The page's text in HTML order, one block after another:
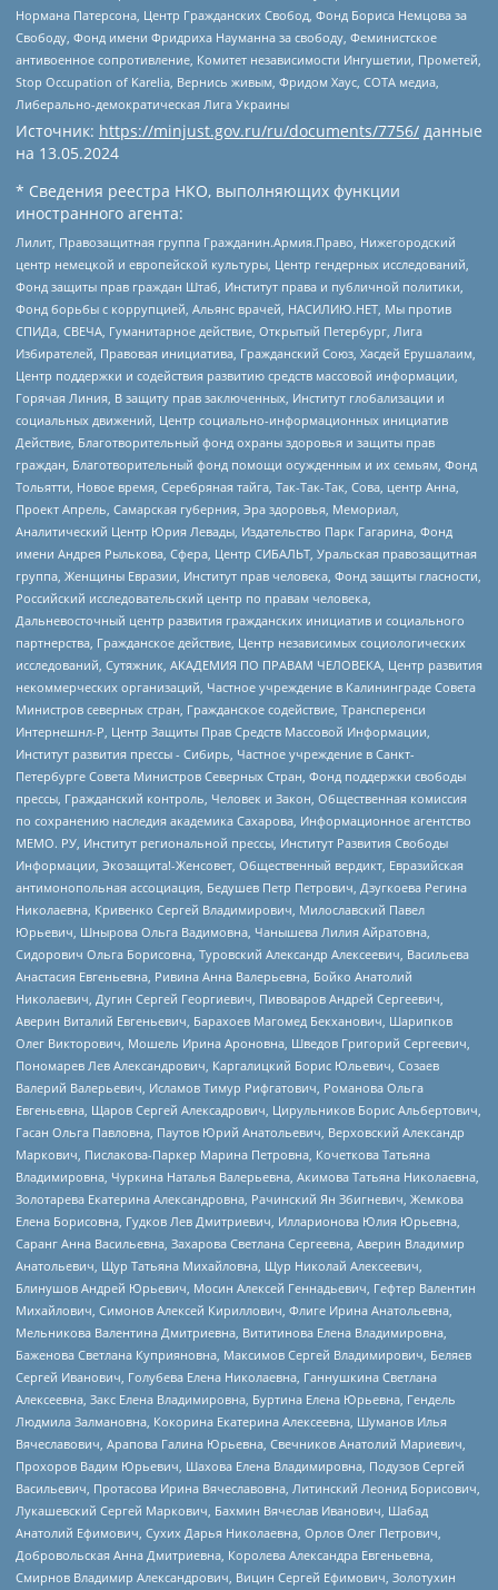
Нормана Патерсона, Центр Гражданских Свобод, Фонд Бориса Немцова за
Свободу, Фонд имени Фридриха Науманна за свободу, Феминистское
антивоенное сопротивление, Комитет независимости Ингушетии, Прометей,
Stop Occupation of Karelia, Вернись живым, Фридом Хаус, СОТА медиа,
Либерально-демократическая Лига Украины
Источник: https://minjust.gov.ru/ru/documents/7756/ данные
на 13.05.2024
* Сведения реестра НКО, выполняющих функции
иностранного агента:
Лилит, Правозащитная группа Гражданин.Армия.Право, Нижегородский
центр немецкой и европейской культуры, Центр гендерных исследований,
Фонд защиты прав граждан Штаб, Институт права и публичной политики,
Фонд борьбы с коррупцией, Альянс врачей, НАСИЛИЮ.НЕТ, Мы против
СПИДа, СВЕЧА, Гуманитарное действие, Открытый Петербург, Лига
Избирателей, Правовая инициатива, Гражданский Союз, Хасдей Ерушалаим,
Центр поддержки и содействия развитию средств массовой информации,
Горячая Линия, В защиту прав заключенных, Институт глобализации и
социальных движений, Центр социально-информационных инициатив
Действие, Благотворительный фонд охраны здоровья и защиты прав
граждан, Благотворительный фонд помощи осужденным и их семьям, Фонд
Тольятти, Новое время, Серебряная тайга, Так-Так-Так, Сова, центр Анна,
Проект Апрель, Самарская губерния, Эра здоровья, Мемориал,
Аналитический Центр Юрия Левады, Издательство Парк Гагарина, Фонд
имени Андрея Рылькова, Сфера, Центр СИБАЛЬТ, Уральская правозащитная
группа, Женщины Евразии, Институт прав человека, Фонд защиты гласности,
Российский исследовательский центр по правам человека,
Дальневосточный центр развития гражданских инициатив и социального
партнерства, Гражданское действие, Центр независимых социологических
исследований, Сутяжник, АКАДЕМИЯ ПО ПРАВАМ ЧЕЛОВЕКА, Центр развития
некоммерческих организаций, Частное учреждение в Калининграде Совета
Министров северных стран, Гражданское содействие, Трансперенси
Интернешнл-Р, Центр Защиты Прав Средств Массовой Информации,
Институт развития прессы - Сибирь, Частное учреждение в Санкт-
Петербурге Совета Министров Северных Стран, Фонд поддержки свободы
прессы, Гражданский контроль, Человек и Закон, Общественная комиссия
по сохранению наследия академика Сахарова, Информационное агентство
МЕМО. РУ, Институт региональной прессы, Институт Развития Свободы
Информации, Экозащита!-Женсовет, Общественный вердикт, Евразийская
антимонопольная ассоциация, Бедушев Петр Петрович, Дзугкоева Регина
Николаевна, Кривенко Сергей Владимирович, Милославский Павел
Юрьевич, Шнырова Ольга Вадимовна, Чанышева Лилия Айратовна,
Сидорович Ольга Борисовна, Туровский Александр Алексеевич, Васильева
Анастасия Евгеньевна, Ривина Анна Валерьевна, Бойко Анатолий
Николаевич, Дугин Сергей Георгиевич, Пивоваров Андрей Сергеевич,
Аверин Виталий Евгеньевич, Барахоев Магомед Бекханович, Шарипков
Олег Викторович, Мошель Ирина Ароновна, Шведов Григорий Сергеевич,
Пономарев Лев Александрович, Каргалицкий Борис Юльевич, Созаев
Валерий Валерьевич, Исламов Тимур Рифгатович, Романова Ольга
Евгеньевна, Щаров Сергей Алексадрович, Цирульников Борис Альбертович,
Гасан Ольга Павловна, Паутов Юрий Анатольевич, Верховский Александр
Маркович, Пислакова-Паркер Марина Петровна, Кочеткова Татьяна
Владимировна, Чуркина Наталья Валерьевна, Акимова Татьяна Николаевна,
Золотарева Екатерина Александровна, Рачинский Ян Збигневич, Жемкова
Елена Борисовна, Гудков Лев Дмитриевич, Илларионова Юлия Юрьевна,
Саранг Анна Васильевна, Захарова Светлана Сергеевна, Аверин Владимир
Анатольевич, Щур Татьяна Михайловна, Щур Николай Алексеевич,
Блинушов Андрей Юрьевич, Мосин Алексей Геннадьевич, Гефтер Валентин
Михайлович, Симонов Алексей Кириллович, Флиге Ирина Анатольевна,
Мельникова Валентина Дмитриевна, Вититинова Елена Владимировна,
Баженова Светлана Куприяновна, Максимов Сергей Владимирович, Беляев
Сергей Иванович, Голубева Елена Николаевна, Ганнушкина Светлана
Алексеевна, Закс Елена Владимировна, Буртина Елена Юрьевна, Гендель
Людмила Залмановна, Кокорина Екатерина Алексеевна, Шуманов Илья
Вячеславович, Арапова Галина Юрьевна, Свечников Анатолий Мариевич,
Прохоров Вадим Юрьевич, Шахова Елена Владимировна, Подузов Сергей
Васильевич, Протасова Ирина Вячеславовна, Литинский Леонид Борисович,
Лукашевский Сергей Маркович, Бахмин Вячеслав Иванович, Шабад
Анатолий Ефимович, Сухих Дарья Николаевна, Орлов Олег Петрович,
Добровольская Анна Дмитриевна, Королева Александра Евгеньевна,
Смирнов Владимир Александрович, Вицин Сергей Ефимович, Золотухин